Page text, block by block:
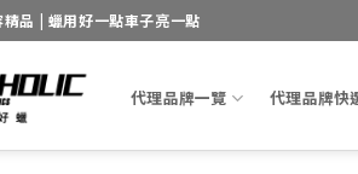
品 | 蠟用好一點車子亮一點
代理品牌一覽 代理品牌快